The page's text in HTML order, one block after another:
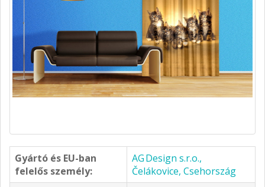
Gyártó és EU-ban
felelős személy:
AG Design s.r.o.,
Čelákovice, Csehország